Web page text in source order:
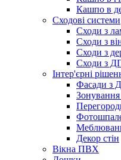
Кашпо в
Сходові системи
Сходи з
Сходи з
Сходи з
Сходи з
Інтер'єрні
Фасади з
Зонування
Декор стін
Вікна ПВХ